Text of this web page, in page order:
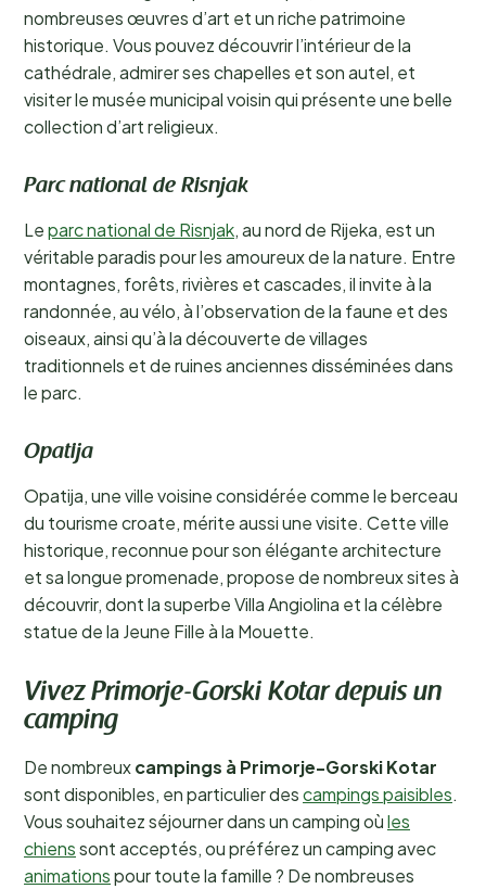
nombreuses œuvres d’art et un riche patrimoine
historique. Vous pouvez découvrir l’intérieur de la
cathédrale, admirer ses chapelles et son autel, et
visiter le musée municipal voisin qui présente une belle
collection d’art religieux.
Parc national de Risnjak
Leparc national de Risnjak, au nord de Rijeka, est un
véritable paradis pour les amoureux de la nature. Entre
montagnes, forêts, rivières et cascades, il invite à la
randonnée, au vélo, à l’observation de la faune et des
oiseaux, ainsi qu’à la découverte de villages
traditionnels et de ruines anciennes disséminées dans
le parc.
Opatija
Opatija, une ville voisine considérée comme le berceau
du tourisme croate, mérite aussi une visite. Cette ville
historique, reconnue pour son élégante architecture
et sa longue promenade, propose de nombreux sites à
découvrir, dont la superbe Villa Angiolina et la célèbre
statue de la Jeune Fille à la Mouette.
Vivez Primorje-Gorski Kotar depuis un
camping
De nombreuxcampings à Primorje-Gorski Kotar
sont disponibles, en particulier descampings paisibles.
Vous souhaitez séjourner dans un camping oùles
chienssont acceptés, ou préférez un camping avec
animationspour toute la famille ? De nombreuses